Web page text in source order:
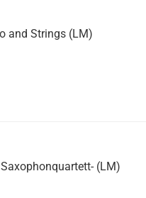
and Strings (LM)
(LM)